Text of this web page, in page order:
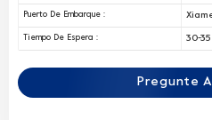
Puerto De Embarque :
Tiempo De Espera : 30-
Pregunte